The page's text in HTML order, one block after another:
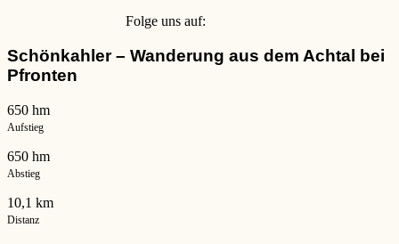
Folge uns auf:
Schönkahler – Wanderung aus dem Achtal bei
Pfronten
650 hm
Aufstieg
650 hm
Abstieg
10,1 km
Distanz